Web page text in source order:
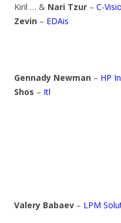
Kiril … & Nari Tzur – C-
Zevin – EDAis
Gennady Newman – HP
Shos – Itl
Valery Babaev – LPM